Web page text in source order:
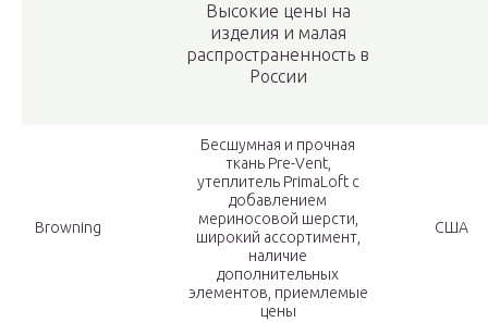
Высокие цены на
изделия и малая
распространенность в
России
Browning
Бесшумная и прочная
ткань Pre-Vent,
утеплитель PrimaLoft с
добавлением
мериносовой шерсти,
широкий ассортимент,
наличие
дополнительных
элементов, приемлемые
цены
США